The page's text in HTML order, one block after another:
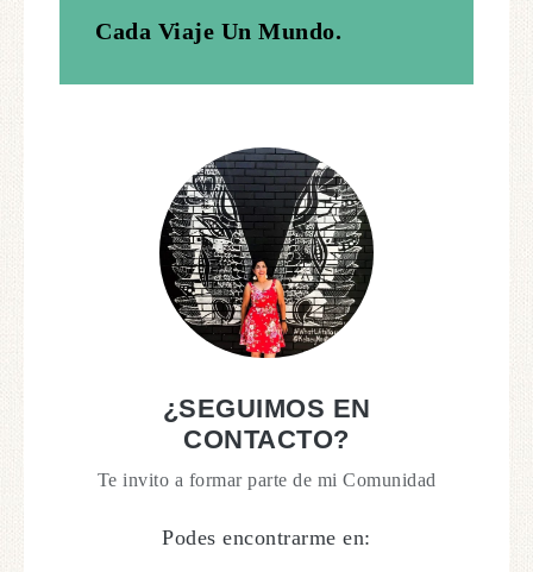
Cada Viaje Un Mundo.
¿SEGUIMOS EN
CONTACTO?
Te invito a formar parte de mi Comunidad
Podes encontrarme en: